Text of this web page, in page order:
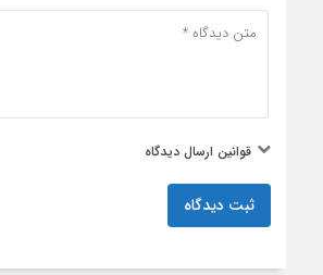
قوانین ارسال دیدگاه
ثبت دیدگاه